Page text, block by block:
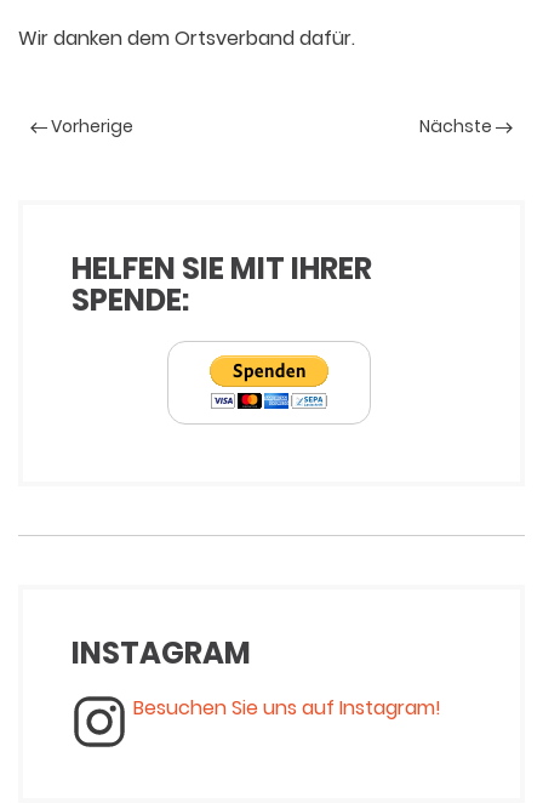
Wir danken dem Ortsverband dafür.
Vorherige Nächste
HELFEN SIE MIT IHRER
SPENDE:
INSTAGRAM
Besuchen Sie uns auf Instagram!